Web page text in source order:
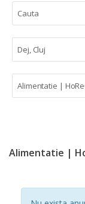
Dej, Cluj
Alimentatie |
Alimentatie |